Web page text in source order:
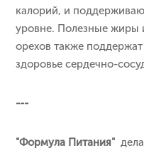
калорий, и
уровне. Полезные жиры
орехов также
здоровье сердечно-
---
"Формула Питания"